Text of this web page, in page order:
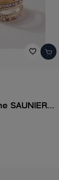
favorite_border
SAUNIER...